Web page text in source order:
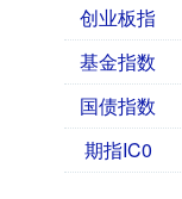
创业板指
基金指数
国债指数
期指IC0